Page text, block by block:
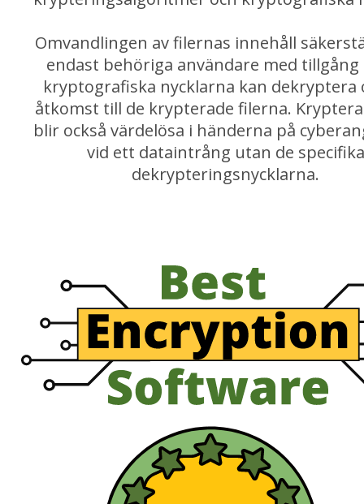
Omvandlingen av filernas innehåll
endast behöriga användare med tillgång
kryptografiska nycklarna kan dekryptera
åtkomst till de krypterade filerna.
blir också värdelösa i händerna på
vid ett dataintrång utan de specifika
dekrypteringsnycklarna.